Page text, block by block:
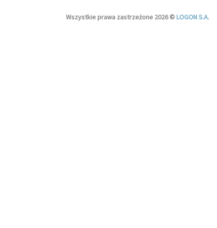
Wszystkie prawa zastrzeżone 2026 ©LOGON S.A.